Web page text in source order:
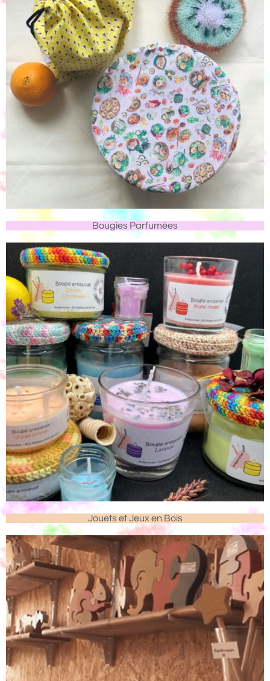
Bougies Parfumées
Jouets et Jeux en Bois